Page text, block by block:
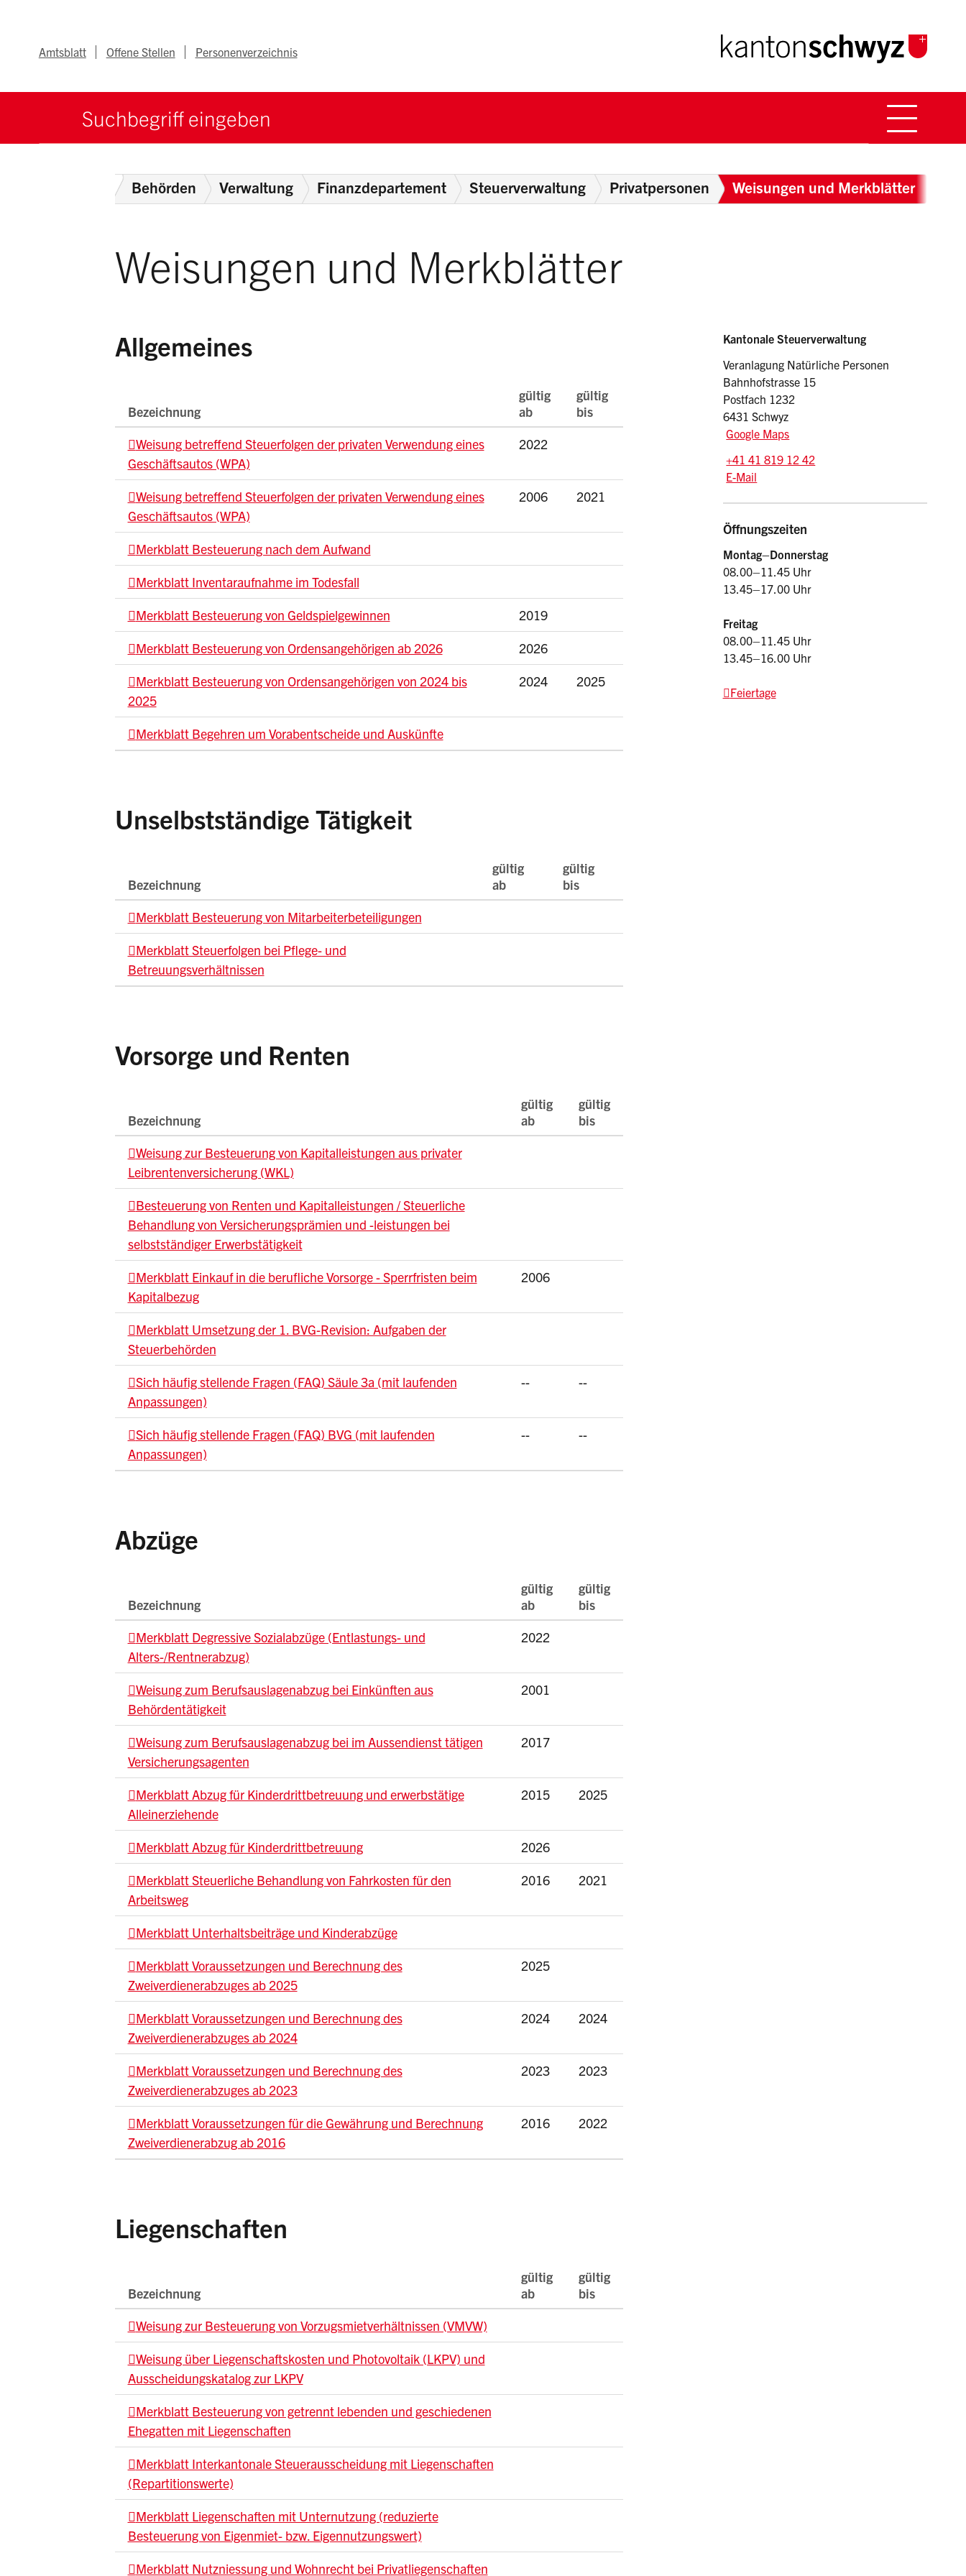
Metanav
Amtsblatt Offene Stellen Personenverzeichnis
Suchbegriff
Breadcrumb
HomeBehörden Verwaltung Finanzdepartement Steuerverwaltung Privatpersonen Weisungen und Merkblätter
Weisungen und Merkblätter
Allgemeines
Bezeichnung
gültig
ab
gültig
bis
Weisung betreffend Steuerfolgen der privaten Verwendung eines
Geschäftsautos (WPA)
2022
Weisung betreffend Steuerfolgen der privaten Verwendung eines
Geschäftsautos (WPA)
2006 2021
Merkblatt Besteuerung nach dem Aufwand
Merkblatt Inventaraufnahme im Todesfall
Merkblatt Besteuerung von Geldspielgewinnen
2019
Merkblatt Besteuerung von Ordensangehörigen ab 2026
2026
Merkblatt Besteuerung von Ordensangehörigen von 2024 bis
2025
2024 2025
Merkblatt Begehren um Vorabentscheide und Auskünfte
Unselbstständige Tätigkeit
Bezeichnung
gültig
ab
gültig
bis
Merkblatt Besteuerung von Mitarbeiterbeteiligungen
Merkblatt Steuerfolgen bei Pflege- und
Betreuungsverhältnissen
Vorsorge und Renten
Bezeichnung
gültig
ab
gültig
bis
Weisung zur Besteuerung von Kapitalleistungen aus privater
Leibrentenversicherung (WKL)
Besteuerung von Renten und Kapitalleistungen / Steuerliche
Behandlung von Versicherungsprämien und -leistungen bei
selbstständiger Erwerbstätigkeit
Merkblatt Einkauf in die berufliche Vorsorge - Sperrfristen beim
Kapitalbezug
2006
Merkblatt Umsetzung der 1. BVG-Revision: Aufgaben der
Steuerbehörden
Sich häufig stellende Fragen (FAQ) Säule 3a (mit laufenden
Anpassungen)
-- --
Sich häufig stellende Fragen (FAQ) BVG (mit laufenden
Anpassungen)
-- --
Abzüge
Bezeichnung
gültig
ab
gültig
bis
Merkblatt Degressive Sozialabzüge (Entlastungs- und
Alters-/Rentnerabzug)
2022
Weisung zum Berufsauslagenabzug bei Einkünften aus
Behördentätigkeit
2001
Weisung zum Berufsauslagenabzug bei im Aussendienst tätigen
Versicherungsagenten
2017
Merkblatt Abzug für Kinderdrittbetreuung und erwerbstätige
Alleinerziehende
2015 2025
Merkblatt Abzug für Kinderdrittbetreuung
2026
Merkblatt Steuerliche Behandlung von Fahrkosten für den
Arbeitsweg
2016 2021
Merkblatt Unterhaltsbeiträge und Kinderabzüge
Merkblatt Voraussetzungen und Berechnung des
Zweiverdienerabzuges ab 2025
2025
Merkblatt Voraussetzungen und Berechnung des
Zweiverdienerabzuges ab 2024
2024 2024
Merkblatt Voraussetzungen und Berechnung des
Zweiverdienerabzuges ab 2023
2023 2023
Merkblatt Voraussetzungen für die Gewährung und Berechnung
Zweiverdienerabzug ab 2016
2016 2022
Liegenschaften
Bezeichnung
gültig
ab
gültig
bis
Weisung zur Besteuerung von Vorzugsmietverhältnissen (VMVW)
Weisung über Liegenschaftskosten und Photovoltaik (LKPV) und
Ausscheidungskatalog zur LKPV
Merkblatt Besteuerung von getrennt lebenden und geschiedenen
Ehegatten mit Liegenschaften
Merkblatt Interkantonale Steuerausscheidung mit Liegenschaften
(Repartitionswerte)
Merkblatt Liegenschaften mit Unternutzung (reduzierte
Besteuerung von Eigenmiet- bzw. Eigennutzungswert)
Merkblatt Nutzniessung und Wohnrecht bei Privatliegenschaften
Sidebar
Adresse
Kantonale Steuerverwaltung
Veranlagung Natürliche Personen
Bahnhofstrasse 15
Postfach 1232
6431 Schwyz
Google Maps
Tel.:
+41 41 819 12 42
E-Mail: np.stv
E-Mail
Öffnungszeiten
Montag–Donnerstag
08.00–11.45 Uhr
13.45–17.00 Uhr
Freitag
08.00–11.45 Uhr
13.45–16.00 Uhr
Feiertage